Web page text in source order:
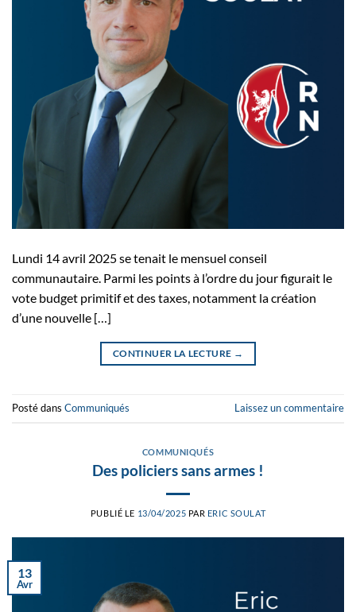
Lundi 14 avril 2025 se tenait le mensuel conseil
communautaire. Parmi les points à l’ordre du jour figurait le
vote budget primitif et des taxes, notamment la création
d’une nouvelle […]
CONTINUER LA LECTURE →
Posté dans Communiqués Laissez un commentaire
COMMUNIQUÉS
Des policiers sans armes !
PUBLIÉ LE 13/04/2025 PAR ERIC SOULAT
13
Avr